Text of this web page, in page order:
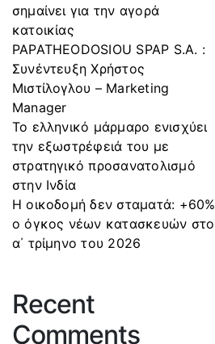
σημαίνει για την αγορά
κατοικίας
PAPATHEODOSIOU SPAP S.A. :
Συνέντευξη Χρήστος
Μιστίλογλου – Marketing
Manager
Το ελληνικό μάρμαρο ενισχύει
την εξωστρέφειά του με
στρατηγικό προσανατολισμό
στην Ινδία
Η οικοδομή δεν σταματά: +60%
ο όγκος νέων κατασκευών στο
α΄ τρίμηνο του 2026
Recent
Comments